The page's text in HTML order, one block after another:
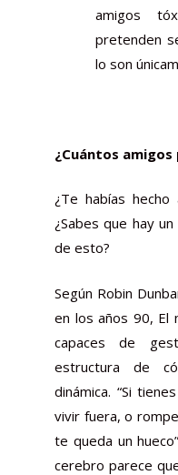
amigos
pretenden
lo son
¿Cuántos
¿Te habías
¿Sabes que hay
de esto?
Según Robin
en los años 90, El
capaces de
estructura de
dinámica. “Si
vivir fuera, o
te queda un
cerebro parece